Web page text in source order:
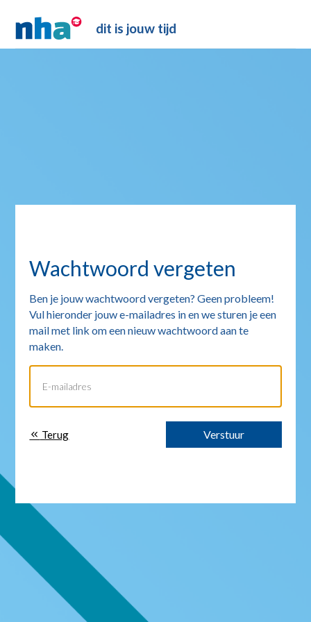
dit is jouw tijd
Wachtwoord vergeten
Ben je jouw wachtwoord vergeten? Geen probleem!
Vul hieronder jouw e-mailadres in en we sturen je een
mail met link om een nieuw wachtwoord aan te
maken.
Terug Verstuur